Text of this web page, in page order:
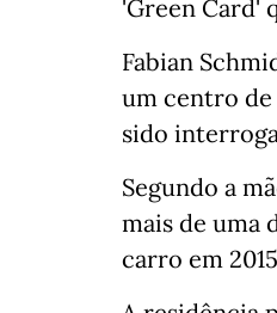
'Green Card'
Fabian
um centro de
sido
Segundo a
mais de uma
carro em